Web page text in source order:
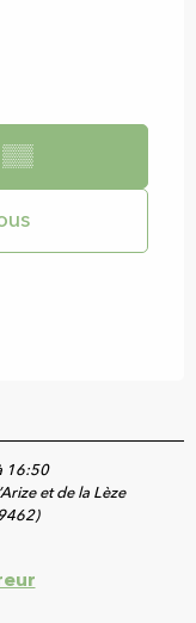
▒▒
16:50
et de la Lèze
)